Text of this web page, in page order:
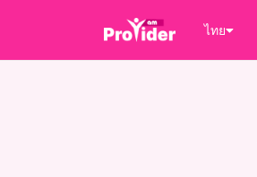
ไทย